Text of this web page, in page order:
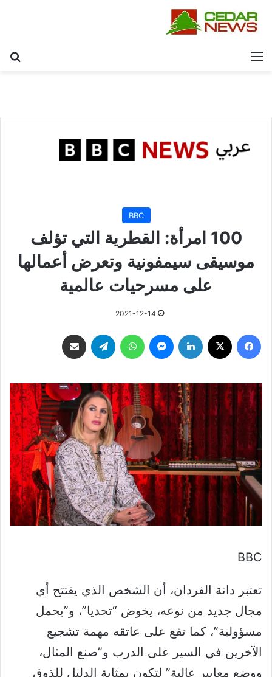
القائمة
BBC
100 امرأة: القطرية التي تؤلف
موسيقى سيمفونية وتعرض أعمالها
على مسرحيات عالمية
2021-12-14
فيسبوك لينكدإن ماسنجر واتساب تيلقرام
BBC
تعتبر دانة الفردان، أن الشخص الذي يفتتح أي
مجال جديد من نوعه، يخوض “تحديا”، و”يحمل
مسؤولية”، كما تقع على عاتقه مهمة تشجيع
الآخرين في السير على الدرب و”صنع المثال،
ووضع معايير عالية” لتكون بمثابة الدليل للذوق